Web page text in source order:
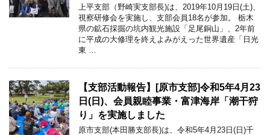
上平支部（野崎実支部長)は、2019年10月19日(土)、
視察研修会を実施し、支部会員18名が参加。 栃木
県の鉱石採掘の坑内観光施設「足尾銅山」、2年前
に平成の大修理を終えよみがえった世界遺産「日光
東 …
【支部活動報告】[原市支部]令和5年4月23
日(日)、会員親睦事業・富津海岸「潮干狩
り」を実施しました
原市支部(本田勝支部長)は、令和5年4月23日(日)千